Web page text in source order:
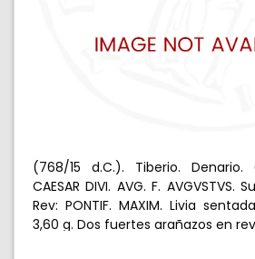
(768/15 d.C.). Tiberio.
CAESAR DIVI. AVG. F. AVGVSTVS.
Rev: PONTIF. MAXIM. Livia
3,60 g. Dos fuertes arañazos en